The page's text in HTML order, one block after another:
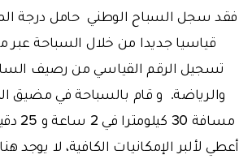
فقد سجل السباح الوطني حامل درجة
قياسيا جديدا من خلال السباحة
تسجيل الرقم القياسي من رصيف
أعطي لألبر الإمكانيات الكافية، لا